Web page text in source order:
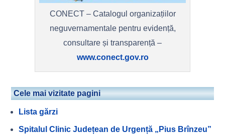
CONECT – Catalogul organizațiilor
neguvernamentale pentru evidență,
consultare și transparență –
www.conect.gov.ro
Cele mai vizitate pagini
Lista gărzi
Spitalul Clinic Județean de Urgență „Pius Brînzeu”